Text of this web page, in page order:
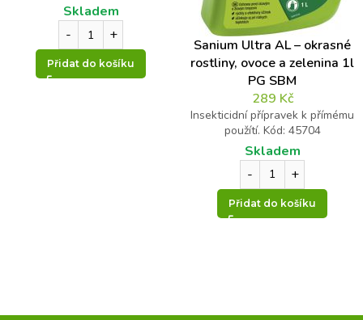
Kontrolní otázka
Skladem
Přidat do košíku
Sanium Ultra AL – okrasné
rostliny, ovoce a zelenina 1l
PG SBM
289 Kč
Insekticidní přípravek k přímému
použítí. Kód: 45704
Skladem
Přidat do košíku